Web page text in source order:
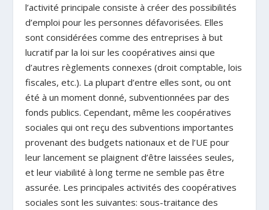
l’activité principale consiste à créer des possibilités
d’emploi pour les personnes défavorisées. Elles
sont considérées comme des entreprises à but
lucratif par la loi sur les coopératives ainsi que
d’autres règlements connexes (droit comptable, lois
fiscales, etc.). La plupart d’entre elles sont, ou ont
été à un moment donné, subventionnées par des
fonds publics. Cependant, même les coopératives
sociales qui ont reçu des subventions importantes
provenant des budgets nationaux et de l’UE pour
leur lancement se plaignent d’être laissées seules,
et leur viabilité à long terme ne semble pas être
assurée. Les principales activités des coopératives
sociales sont les suivantes: sous-traitance des